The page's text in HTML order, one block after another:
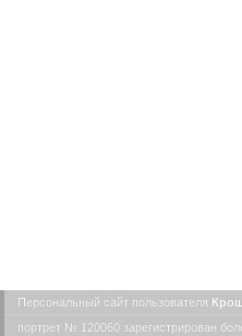
Персональный сайт пользователя
портрет № 120060 зарегистрирован